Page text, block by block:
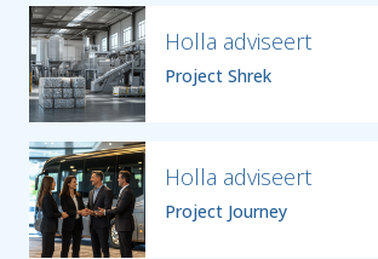
Holla adviseert
Project Shrek
Holla adviseert
Project Journey